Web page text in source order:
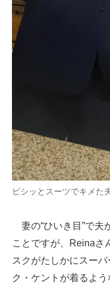
ビシッとスーツでキメた
妻の“ひいき目”で夫
ことですが、Reinaさ
スクがたしかにスー
ク・ケントが着るよ